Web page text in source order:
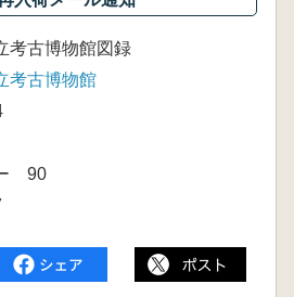
考古博物館図録
考古博物館
90